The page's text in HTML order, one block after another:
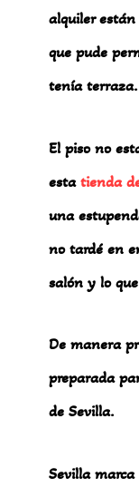
alquiler
que pude
tenía terraza.
El piso no
estatienda
una
no tardé en
salón y lo
De manera
preparada
de Sevilla.
Sevilla